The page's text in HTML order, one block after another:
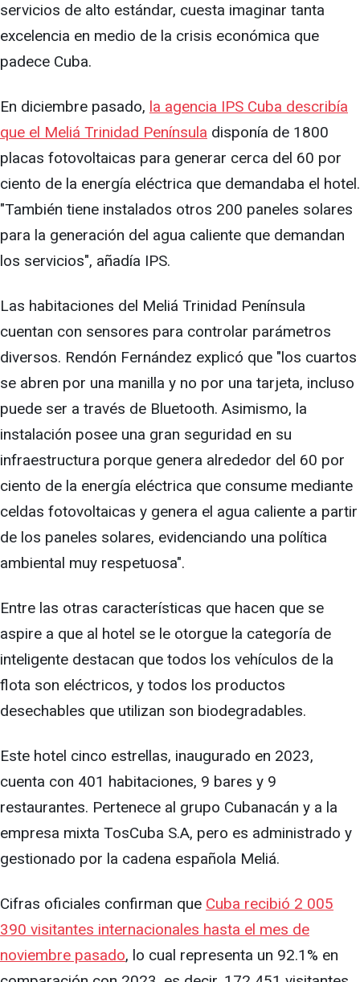
servicios de alto estándar, cuesta imaginar tanta
excelencia en medio de la crisis económica que
padece Cuba.
En diciembre pasado, la agencia IPS Cuba describía
que el Meliá Trinidad Península disponía de 1800
placas fotovoltaicas para generar cerca del 60 por
ciento de la energía eléctrica que demandaba el hotel.
"También tiene instalados otros 200 paneles solares
para la generación del agua caliente que demandan
los servicios", añadía IPS.
Las habitaciones del Meliá Trinidad Península
cuentan con sensores para controlar parámetros
diversos. Rendón Fernández explicó que "los cuartos
se abren por una manilla y no por una tarjeta, incluso
puede ser a través de Bluetooth. Asimismo, la
instalación posee una gran seguridad en su
infraestructura porque genera alrededor del 60 por
ciento de la energía eléctrica que consume mediante
celdas fotovoltaicas y genera el agua caliente a partir
de los paneles solares, evidenciando una política
ambiental muy respetuosa".
Entre las otras características que hacen que se
aspire a que al hotel se le otorgue la categoría de
inteligente destacan que todos los vehículos de la
flota son eléctricos, y todos los productos
desechables que utilizan son biodegradables.
Este hotel cinco estrellas, inaugurado en 2023,
cuenta con 401 habitaciones, 9 bares y 9
restaurantes. Pertenece al grupo Cubanacán y a la
empresa mixta TosCuba S.A, pero es administrado y
gestionado por la cadena española Meliá.
Cifras oficiales confirman que Cuba recibió 2 005
390 visitantes internacionales hasta el mes de
noviembre pasado, lo cual representa un 92.1% en